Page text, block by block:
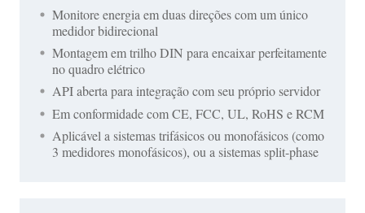
Monitore energia em duas direções com um único
medidor bidirecional
Montagem em trilho DIN para encaixar perfeitamente
no quadro elétrico
API aberta para integração com seu próprio servidor
Em conformidade com CE, FCC, UL, RoHS e RCM
Aplicável a sistemas trifásicos ou monofásicos (como
3 medidores monofásicos), ou a sistemas split-phase